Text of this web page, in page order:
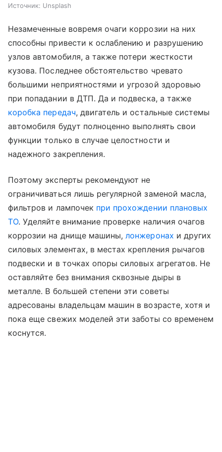
Источник: Unsplash
Незамеченные вовремя очаги коррозии на них
способны привести к ослаблению и разрушению
узлов автомобиля, а также потери жесткости
кузова. Последнее обстоятельство чревато
большими неприятностями и угрозой здоровью
при попадании в ДТП. Да и подвеска, а также
коробка передач, двигатель и остальные системы
автомобиля будут полноценно выполнять свои
функции только в случае целостности и
надежного закрепления.
Поэтому эксперты рекомендуют не
ограничиваться лишь регулярной заменой масла,
фильтров и лампочек при прохождении плановых
ТО. Уделяйте внимание проверке наличия очагов
коррозии на днище машины,лонжеронах и других
силовых элементах, в местах крепления рычагов
подвески и в точках опоры силовых агрегатов. Не
оставляйте без внимания сквозные дыры в
металле. В большей степени эти советы
адресованы владельцам машин в возрасте, хотя и
пока еще свежих моделей эти заботы со временем
коснутся.